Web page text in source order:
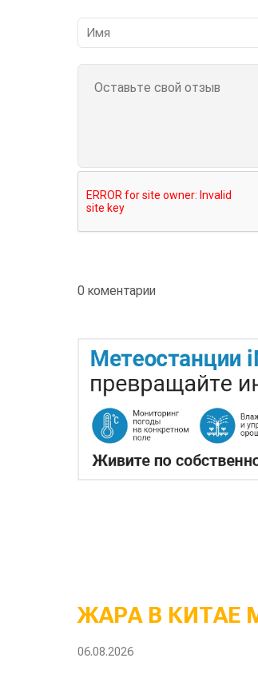
0 коментарии
ЖАРА В КИТАЕ
06.08.2026